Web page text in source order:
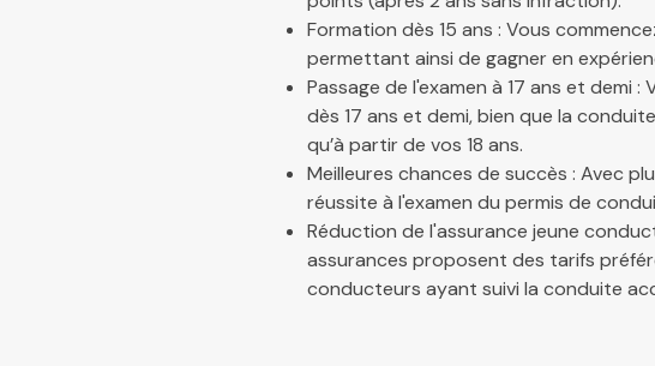
Formation dès 15 ans : Vous
permettant ainsi de gagner en
Passage de l'examen à 17 ans et demi :
dès 17 ans et demi, bien que la
qu’à partir de vos 18 ans.
Meilleures chances de succès : Avec
réussite à l'examen du permis de
Réduction de l'assurance jeune
assurances proposent des tarifs
conducteurs ayant suivi la conduite